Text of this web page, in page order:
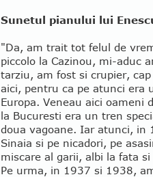
Sunetul pianului lui
"Da, am trait tot felul de
piccolo la Cazinou, mi-aduc
tarziu, am fost si crupier,
aici, pentru ca pe atunci era
Europa. Veneau aici oameni
la Bucuresti era un tren
doua vagoane. Iar atunci, in
Sinaia si pe nicadori, pe
miscare al garii, albi la fata
Pe urma, in 1937 si 1938,